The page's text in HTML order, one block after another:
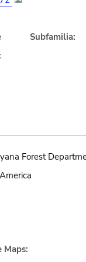
Subfamilia:
Forest
Maps: